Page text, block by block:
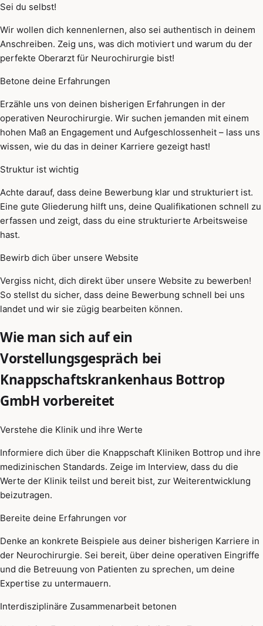
Sei du selbst!
Wir wollen dich kennenlernen, also sei authentisch in deinem
Anschreiben. Zeig uns, was dich motiviert und warum du der
perfekte Oberarzt für Neurochirurgie bist!
Betone deine Erfahrungen
Erzähle uns von deinen bisherigen Erfahrungen in der
operativen Neurochirurgie. Wir suchen jemanden mit einem
hohen Maß an Engagement und Aufgeschlossenheit – lass uns
wissen, wie du das in deiner Karriere gezeigt hast!
Struktur ist wichtig
Achte darauf, dass deine Bewerbung klar und strukturiert ist.
Eine gute Gliederung hilft uns, deine Qualifikationen schnell zu
erfassen und zeigt, dass du eine strukturierte Arbeitsweise
hast.
Bewirb dich über unsere Website
Vergiss nicht, dich direkt über unsere Website zu bewerben!
So stellst du sicher, dass deine Bewerbung schnell bei uns
landet und wir sie zügig bearbeiten können.
Wie man sich auf ein
Vorstellungsgespräch bei
Knappschaftskrankenhaus Bottrop
GmbH vorbereitet
Verstehe die Klinik und ihre Werte
Informiere dich über die Knappschaft Kliniken Bottrop und ihre
medizinischen Standards. Zeige im Interview, dass du die
Werte der Klinik teilst und bereit bist, zur Weiterentwicklung
beizutragen.
Bereite deine Erfahrungen vor
Denke an konkrete Beispiele aus deiner bisherigen Karriere in
der Neurochirurgie. Sei bereit, über deine operativen Eingriffe
und die Betreuung von Patienten zu sprechen, um deine
Expertise zu untermauern.
Interdisziplinäre Zusammenarbeit betonen